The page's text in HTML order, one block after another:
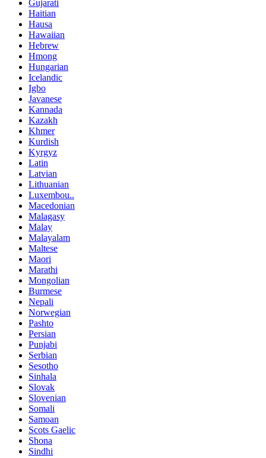
Gujarati
Haitian
Hausa
Hawaiian
Hebrew
Hmong
Hungarian
Icelandic
Igbo
Javanese
Kannada
Kazakh
Khmer
Kurdish
Kyrgyz
Latin
Latvian
Lithuanian
Luxembou..
Macedonian
Malagasy
Malay
Malayalam
Maltese
Maori
Marathi
Mongolian
Burmese
Nepali
Norwegian
Pashto
Persian
Punjabi
Serbian
Sesotho
Sinhala
Slovak
Slovenian
Somali
Samoan
Scots Gaelic
Shona
Sindhi